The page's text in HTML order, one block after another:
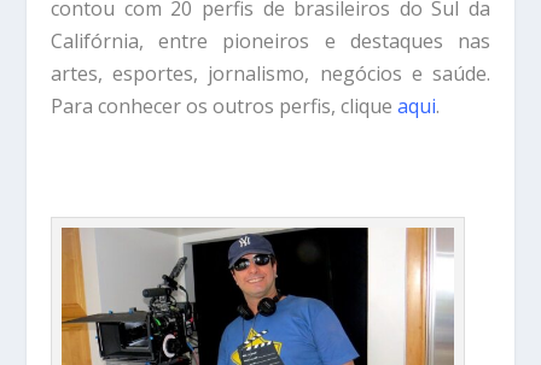
contou com 20 perfis de brasileiros do Sul da
Califórnia, entre pioneiros e destaques nas
artes, esportes, jornalismo, negócios e saúde.
Para conhecer os outros perfis, cliqueaqui.